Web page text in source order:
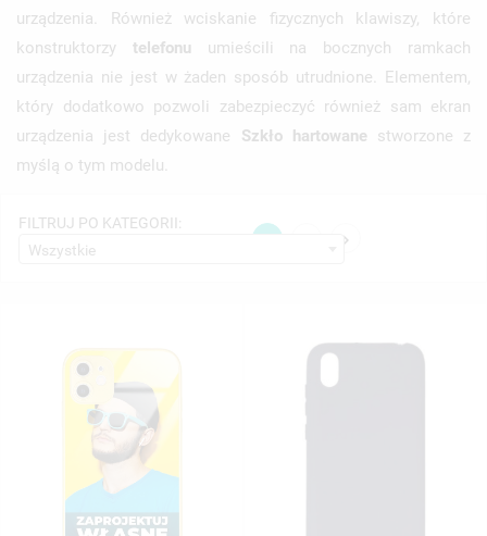
urządzenia. Również wciskanie fizycznych klawiszy, które
konstruktorzy telefonu umieścili na bocznych ramkach
urządzenia nie jest w żaden sposób utrudnione. Elementem,
który dodatkowo pozwoli zabezpieczyć również sam ekran
urządzenia jest dedykowane Szkło hartowane stworzone z
myślą o tym modelu.
FILTRUJ PO KATEGORII:
Wszystkie
1 